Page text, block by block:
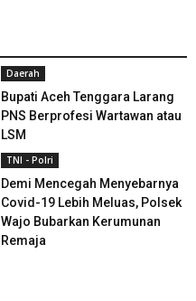
Daerah
Bupati Aceh Tenggara Larang
PNS Berprofesi Wartawan atau
LSM
TNI - Polri
Demi Mencegah Menyebarnya
Covid-19 Lebih Meluas, Polsek
Wajo Bubarkan Kerumunan
Remaja